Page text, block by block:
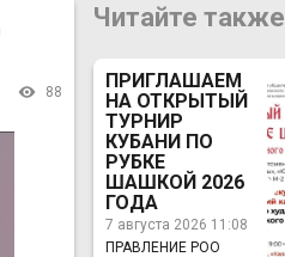
88
Читайте также
ПРИГЛАШАЕМ
НА ОТКРЫТЫЙ
ТУРНИР
КУБАНИ ПО
РУБКЕ
ШАШКОЙ 2026
ГОДА
7 августа 2026 11:08
ПРАВЛЕНИЕ РОО